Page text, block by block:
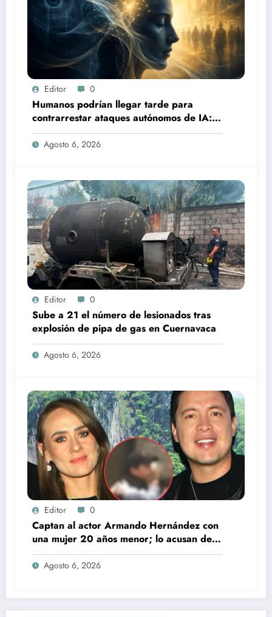
Editor 0
Humanos podrían llegar tarde para
contrarrestar ataques autónomos de IA:
experto
Agosto 6, 2026
Editor 0
Sube a 21 el número de lesionados tras
explosión de pipa de gas en Cuernavaca
Agosto 6, 2026
Editor 0
Captan al actor Armando Hernández con
una mujer 20 años menor; lo acusan de
infidelidad a su esposa
Agosto 6, 2026